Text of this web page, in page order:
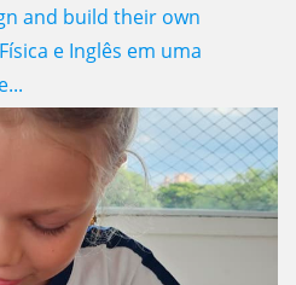
and build their own
e Inglês em uma